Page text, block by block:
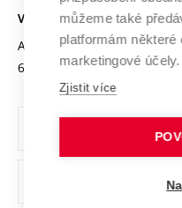
Projekty
Projekty ze strukturálních
Specifický výzkum
Univerzitní sítě
Vyznamenání
Organizační struktura
Ochrana osobních údajů
odkaz)
VYSOKÉ UČENÍ TECHNICKÉ
Antonínská 548/1
602 00 Brno
můžeme také
platformám některé
marketingové účely.
Zjistit více